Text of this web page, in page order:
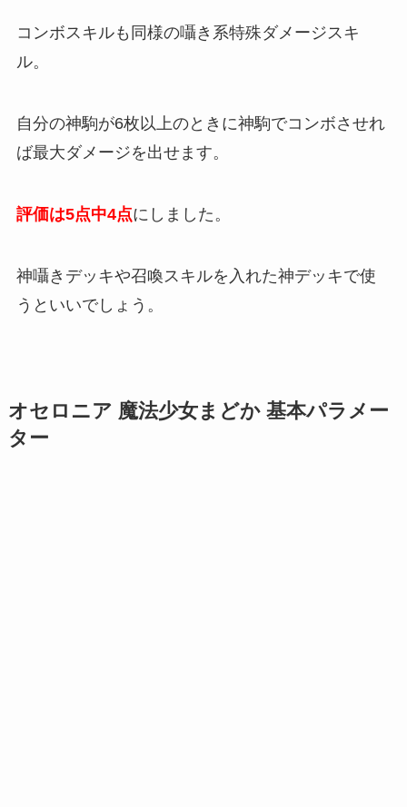
コンボスキルも同様の囁き系特殊ダメージスキ
ル。
自分の神駒が6枚以上のときに神駒でコンボさせれ
ば最大ダメージを出せます。
評価は5点中4点にしました。
神囁きデッキや召喚スキルを入れた神デッキで使
うといいでしょう。
オセロニア 魔法少女まどか 基本パラメー
ター